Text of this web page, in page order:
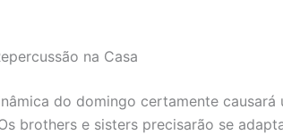
na Casa
do domingo certamente
brothers e sisters precisarão se